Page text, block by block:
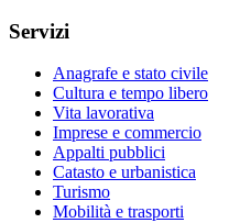
Servizi
Anagrafe e stato civile
Cultura e tempo libero
Vita lavorativa
Imprese e commercio
Appalti pubblici
Catasto e urbanistica
Turismo
Mobilità e trasporti